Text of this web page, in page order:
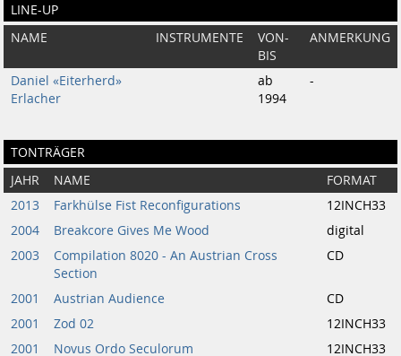
LINE-UP
NAME INSTRUMENTE
VON-
BIS
ANMERKUNG
Daniel «Eiterherd»
Erlacher
ab
1994
-
TONTRÄGER
JAHR NAME
FORMAT
2013
Farkhülse Fist Reconfigurations
12INCH33
2004
Breakcore Gives Me Wood
digital
2003
Compilation 8020 - An Austrian Cross
Section
CD
2001 Austrian Audience
CD
2001
Zod 02
12INCH33
2001
Novus Ordo Seculorum 12INCH33